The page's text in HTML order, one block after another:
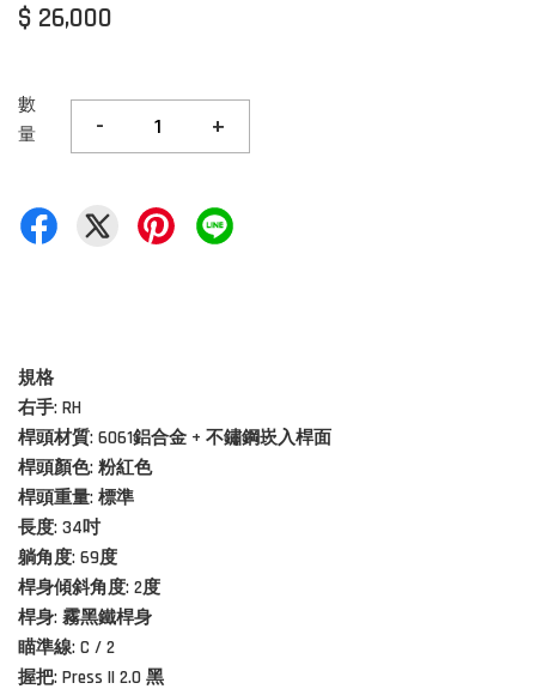
$ 26,000
數
量
- +
規格
右手: RH
桿頭材質: 6061鋁合金 + 不鏽鋼崁入桿面
桿頭顏色: 粉紅色
桿頭重量: 標準
長度: 34吋
躺角度: 69度
桿身傾斜角度: 2度
桿身: 霧黑鐵桿身
瞄準線: C / 2
握把: Press II 2.0 黑